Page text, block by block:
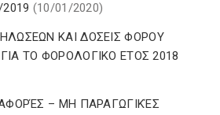
(10/01/2020)
ΚΑΙ ΔΟΣΕΙΣ ΦΟΡΟΥ
ΤΟ ΦΟΡΟΛΟΓΙΚΟ ΕΤΟΣ 2018
– ΜΗ ΠΑΡΑΓΩΓΙΚΈΣ